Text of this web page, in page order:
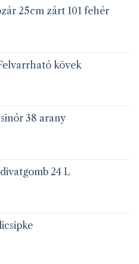
25cm zárt 101 fehér
kövek
38 arany
24 L